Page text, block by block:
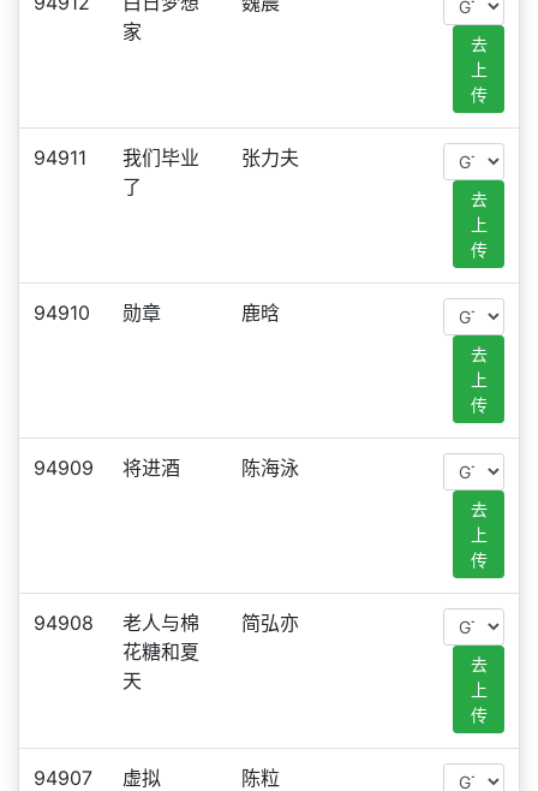
家
去
上
传
94911
我们毕业
了
张力夫
去
上
传
94910 勋章 鹿晗
去
上
传
94909 将进酒 陈海泳
去
上
传
94908
老人与棉
花糖和夏
天
简弘亦
去
上
传
94907 虚拟 陈粒